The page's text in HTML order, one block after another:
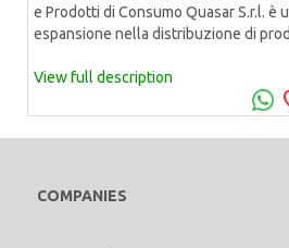
e Prodotti di Consumo Quasar S.r.l. è
espansione nella distribuzione di
View full description
COMPANIES